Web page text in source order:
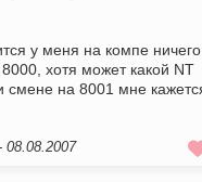
у меня на компе ничего
хотя может какой NT
смене на 8001 мне
08.08.2007